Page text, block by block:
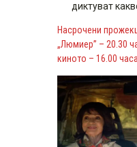
диктуват
Насрочени
„Люмиер” – 20.30
киното – 16.00 часа.